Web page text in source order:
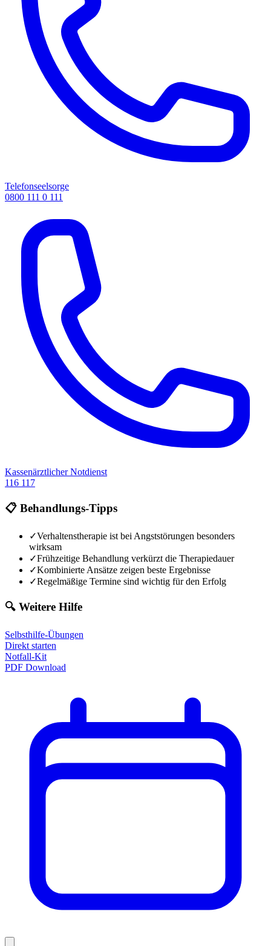
Telefonseelsorge
0800 111 0 111
Kassenärztlicher Notdienst
116 117
📋 Behandlungs-Tipps
✓Verhaltenstherapie ist bei Angststörungen besonders
wirksam
✓Frühzeitige Behandlung verkürzt die Therapiedauer
✓Kombinierte Ansätze zeigen beste Ergebnisse
✓Regelmäßige Termine sind wichtig für den Erfolg
🔍 Weitere Hilfe
Selbsthilfe-Übungen
Direkt starten
Notfall-Kit
PDF Download